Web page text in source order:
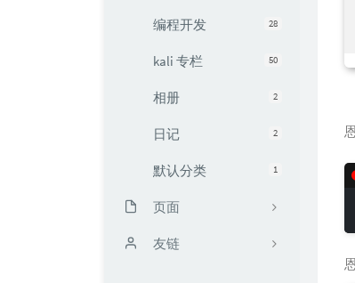
28
编程开发
50
kali 专栏
2
相册
2
日记
1
默认分类
页面
时光机
友链